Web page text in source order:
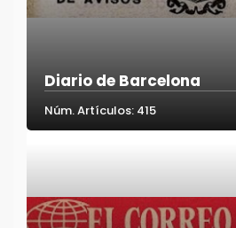
Diario de Barcelona
Núm. Artículos: 415